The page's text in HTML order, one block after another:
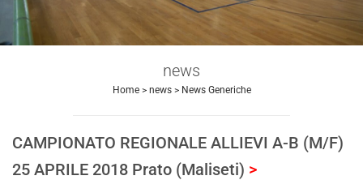
news
Home> news> News Generiche
CAMPIONATO REGIONALE ALLIEVI A-B (M/F)
25 APRILE 2018 Prato (Maliseti) >